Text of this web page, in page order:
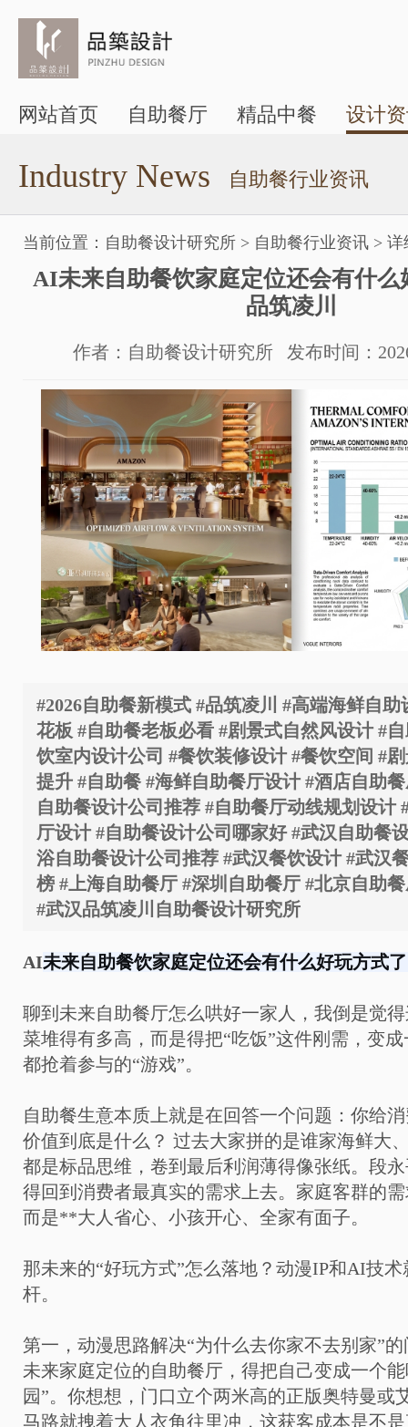
网站首页 自助餐厅 精品中餐 设计
Industry News 自助餐行业资讯
当前位置： 自助餐设计研究所 > 自助餐行业资讯 > 详
AI未来自助餐饮家庭定位还会有什么
品筑凌川
作者：自助餐设计研究所 发布时间：
#2026自助餐新模式 #品筑凌川 #高端海鲜自
花板 #自助餐老板必看 #剧景式自然风设计 #
饮室内设计公司 #餐饮装修设计 #餐饮空间 #
提升 #自助餐 #海鲜自助餐厅设计 #酒店自助
自助餐设计公司推荐 #自助餐厅动线规划设计
厅设计 #自助餐设计公司哪家好 #武汉自助餐
浴自助餐设计公司推荐 #武汉餐饮设计 #武汉
榜 #上海自助餐厅 #深圳自助餐厅 #北京自助
#武汉品筑凌川自助餐设计研究所
AI未来自助餐饮家庭定位还会有什么好玩方式
聊到未来自助餐厅怎么哄好一家人，我倒是觉
菜堆得有多高，而是得把“吃饭”这件刚需，变
都抢着参与的“游戏”。
自助餐生意本质上就是在回答一个问题：你给
价值到底是什么？ 过去大家拼的是谁家海鲜大
都是标品思维，卷到最后利润薄得像张纸。段
得回到消费者最真实的需求上去。家庭客群的
而是**大人省心、小孩开心、全家有面子。
那未来的“好玩方式”怎么落地？动漫IP和AI技
杆。
第一，动漫思路解决“为什么去你家不去别家”
未来家庭定位的自助餐厅，得把自己变成一个
园”。你想想，门口立个两米高的正版奥特曼或
马路就拽着大人衣角往里冲，这获客成本是不